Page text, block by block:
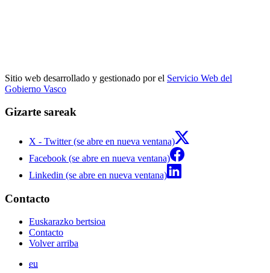
Sitio web desarrollado y gestionado por el Servicio Web del
Gobierno Vasco
Gizarte sareak
X - Twitter (se abre en nueva ventana)
Facebook (se abre en nueva ventana)
Linkedin (se abre en nueva ventana)
Contacto
Euskarazko bertsioa
Contacto
Volver arriba
eu